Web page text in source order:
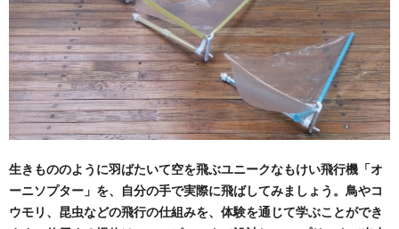
生きもののように羽ばたいて空を飛ぶユニークなもけい飛行機「オ
ーニソプター」を、自分の手で実際に飛ばしてみましょう。鳥やコ
ウモリ、昆虫などの飛行の仕組みを、体験を通じて学ぶことができ